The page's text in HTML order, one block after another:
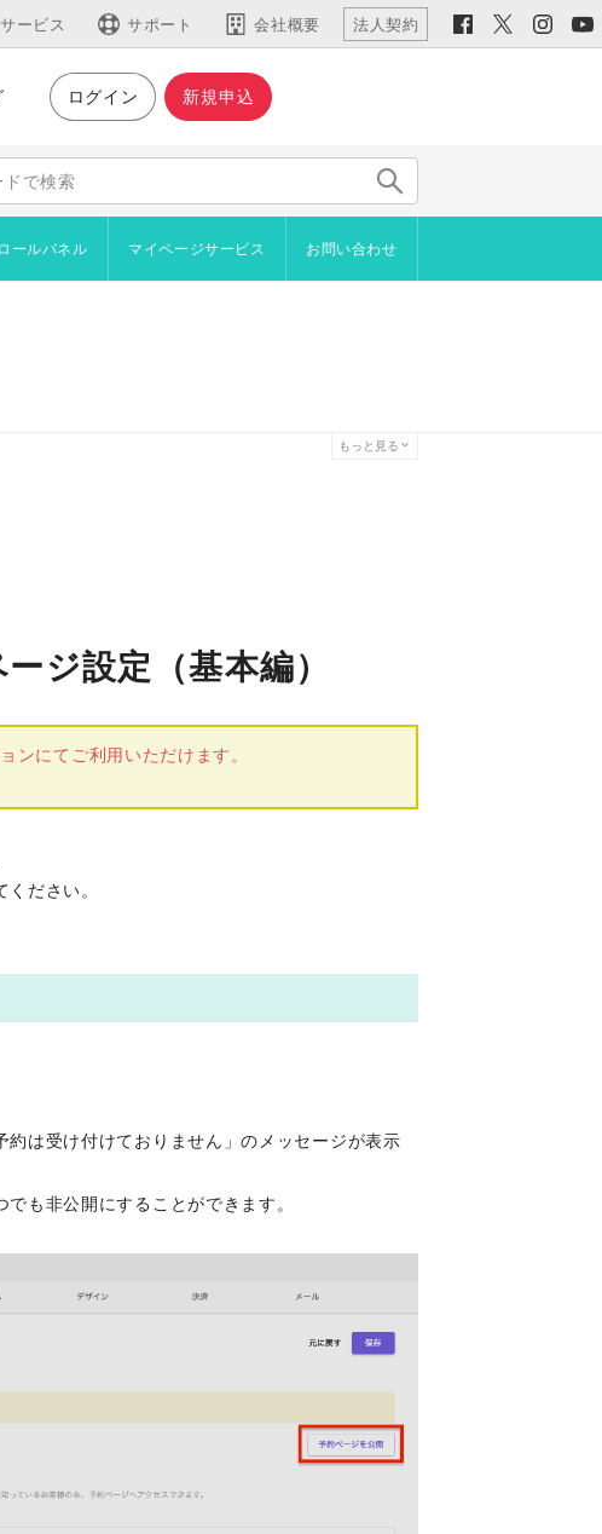
ービス サポート 会社概要 法人契約
ト
ップ
仕様など
機能一覧
仕様・動作環境
ログイン 新規申込
ールパネル マイページサービス お問い合わせ
もっと見る
ジ設定（基本編）
ンにてご利用いただけます。
ださい。
は受け付けておりません」のメッセージが表示
も非公開にすることができます。